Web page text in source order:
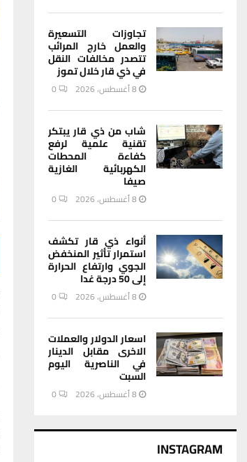
تجاوزات التسعيرة
والعمل خارج المرائب
تتصدر مخالفات النقل
في ذي قار خلال تموز
8 أغسطس، 2026 0
شاب من ذي قار يبتكر
تقنية علمية لرفع
كفاءة المحطات
الكهربائية الغازية
صيفا
8 أغسطس، 2026 0
أنواء ذي قار تكشف
استمرار تأثير المنخفض
الجوي وارتفاع الحرارة
إلى 50 درجة غدا
8 أغسطس، 2026 0
اسعار الدولار والعملات
الاخرى مقابل الدينار
في الناصرية اليوم
السبت
8 أغسطس، 2026 0
INSTAGRAM